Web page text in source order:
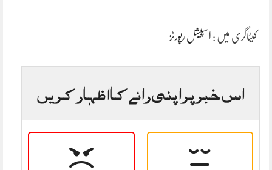
کیٹاگری میں : اسپیشل رپورٹز
اس خبر پر اپنی رائے کا اظہار کریں